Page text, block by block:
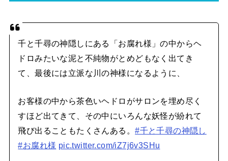
千と千尋の神隠しにある「お腐れ様」の中からヘ
ドロみたいな泥と不純物がとめどもなく出てき
て、最後には立派な川の神様になるように、
お客様の中から茶色いヘドロがサロンを埋め尽く
すほど出てきて、その中にいろんな妖怪が紛れて
飛び出ることもたくさんある。#千と千尋の神隠し
#お腐れ様 pic.twitter.com/iZ7j6v3SHu